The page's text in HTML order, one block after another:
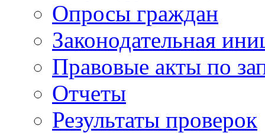
Опросы граждан
Законодательная
Правовые акты по
Отчеты
Результаты проверок